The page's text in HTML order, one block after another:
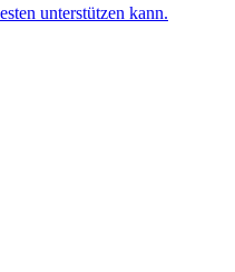
unterstützen kann.